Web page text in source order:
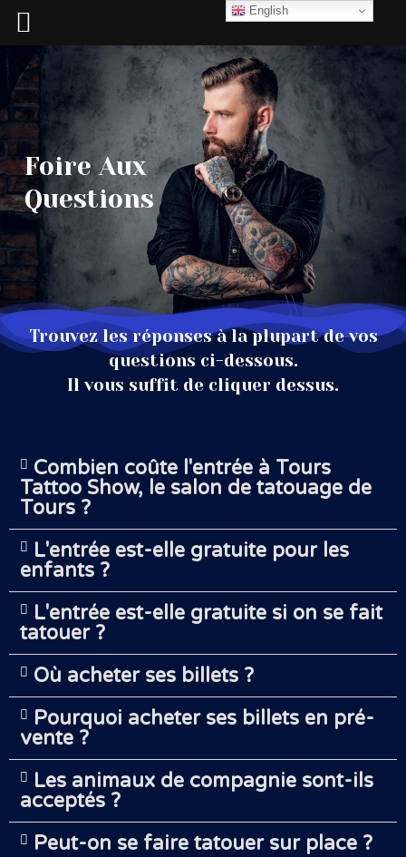
Aller
Foire Aux
Questions
Trouvez les réponses à la plupart de vos
questions ci-dessous.
Il vous suffit de cliquer dessus.
Combien coûte l'entrée à Tours
Tattoo Show, le salon de tatouage de
Tours ?
L'entrée est-elle gratuite pour les
enfants ?
L'entrée est-elle gratuite si on se fait
tatouer ?
Où acheter ses billets ?
Pourquoi acheter ses billets en pré-
vente ?
Les animaux de compagnie sont-ils
acceptés ?
Peut-on se faire tatouer sur place ?
English